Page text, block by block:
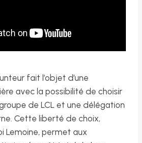
fait l’objet d’une
avec la possibilité de choisir
de LCL et une délégation
Cette liberté de choix,
Lemoine, permet aux